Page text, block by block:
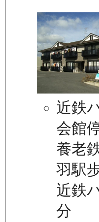
近鉄
会館
養老
羽駅
近鉄
分